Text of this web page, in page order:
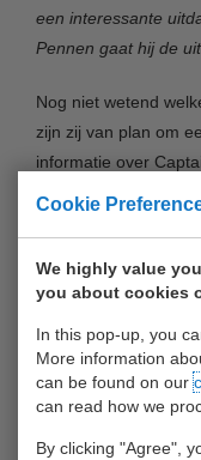
Cookie
We highly value
you about cookies
In this pop-up, you
More information
can be found on our
can read how we
By clicking "Agree",
een interessante
Pennen gaat hij de
Nog niet wetend
zijn zij van plan om
informatie over
van Team UWT, 33.
De toelichting van
Goedemiddag
Aanstaande vrijdag
om de titel Captain of